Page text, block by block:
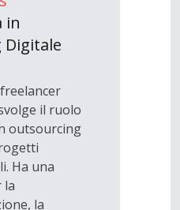
in
il ruolo
outsourcing
Ha una
la
la